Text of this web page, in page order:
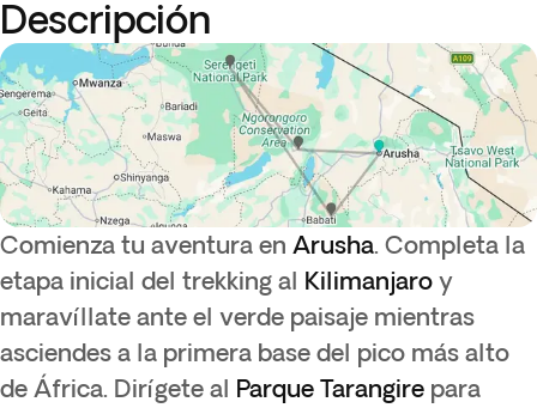
Descripción
Comienza tu aventura en Arusha. Completa la
etapa inicial del trekking al Kilimanjaro y
maravíllate ante el verde paisaje mientras
asciendes a la primera base del pico más alto
de África. Dirígete al Parque Tarangire para